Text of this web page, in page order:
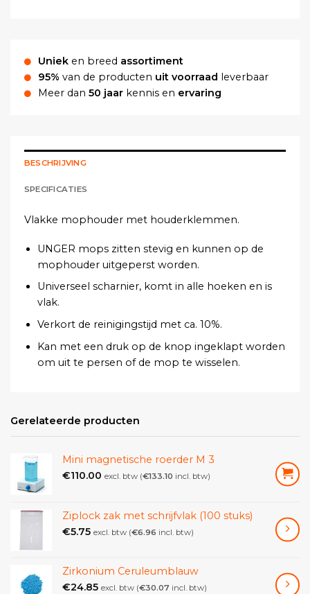
Uniek en breed assortiment
95% van de producten uit voorraad leverbaar
Meer dan 50 jaar kennis en ervaring
BESCHRIJVING
SPECIFICATIES
Vlakke mophouder met houderklemmen.
UNGER mops zitten stevig en kunnen op de
mophouder uitgeperst worden.
Universeel scharnier, komt in alle hoeken en is
vlak.
Verkort de reinigingstijd met ca. 10%.
Kan met een druk op de knop ingeklapt worden
om uit te persen of de mop te wisselen.
Gerelateerde producten
Mini magnetische roerder M 3
€110.00 excl. btw (€133.10 incl. btw)
Ziplock zak met schrijfvlak (100 stuks)
€5.75 excl. btw (€6.96 incl. btw)
Zirkonium Ceruleumblauw
€24.85 excl. btw (€30.07 incl. btw)